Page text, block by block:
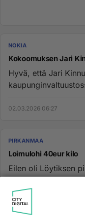
NOKIA
Kokoomuksen Jari
Hyvä, että Jari
kaupunginvaltuustossa! Luojan kiitos! Älkää
02.03.2026 06:27
PIRKANMAA
Loimulohi 40eur kilo
Eilen oli Löytiksen
eur kg ni ei kiitos
mikä hinta....
29.09.2018 19:14